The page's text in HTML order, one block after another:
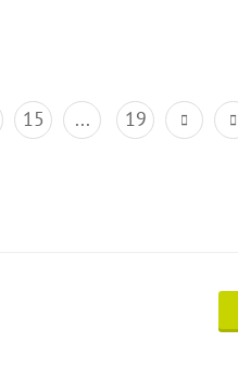
15 ... 19